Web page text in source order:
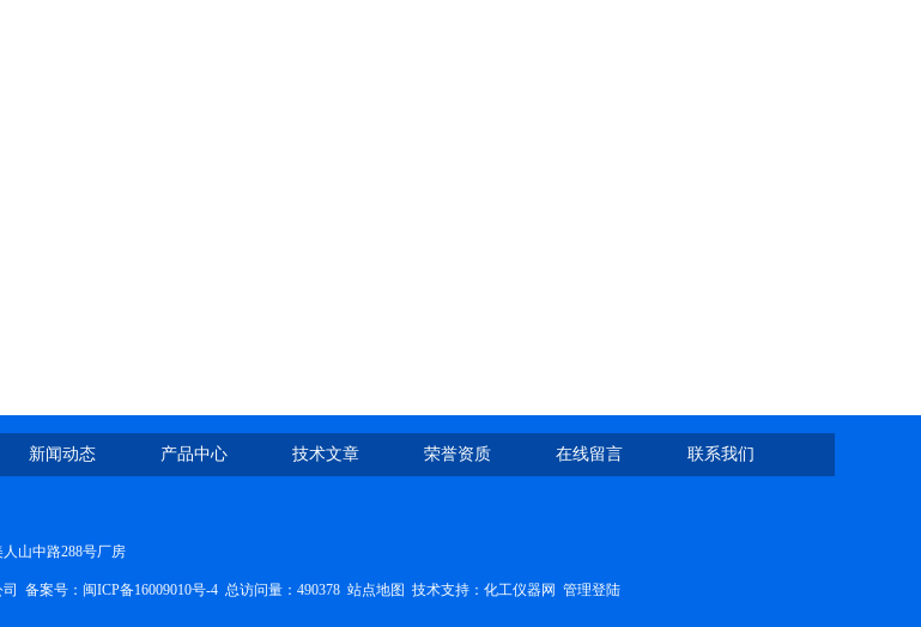
新闻动态 产品中心 技术文章 荣誉资质 在线留言 联系我们
山中路288号厂房
备案号： 闽ICP备16009010号-4 总访问量：490378 站点地图 技术支持： 化工仪器网 管理登陆